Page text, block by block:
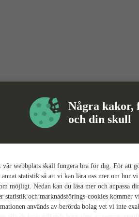
Några kakor,
och din skull
webbplats skall fungera bra för dig. För att
statistik så att vi kan lära oss mer om hur
möjligt. Nedan kan du läsa mer och anpassa
statistik och marknadsförings-cookies kommer
används av berörda bolag vet vi inte